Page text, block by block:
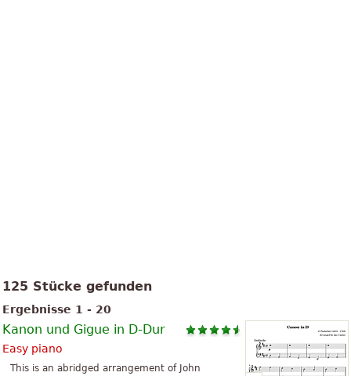
125 Stücke gefunden
Ergebnisse 1 - 20
Kanon und Gigue in D-Dur
Easy piano
This is an abridged arrangement of John